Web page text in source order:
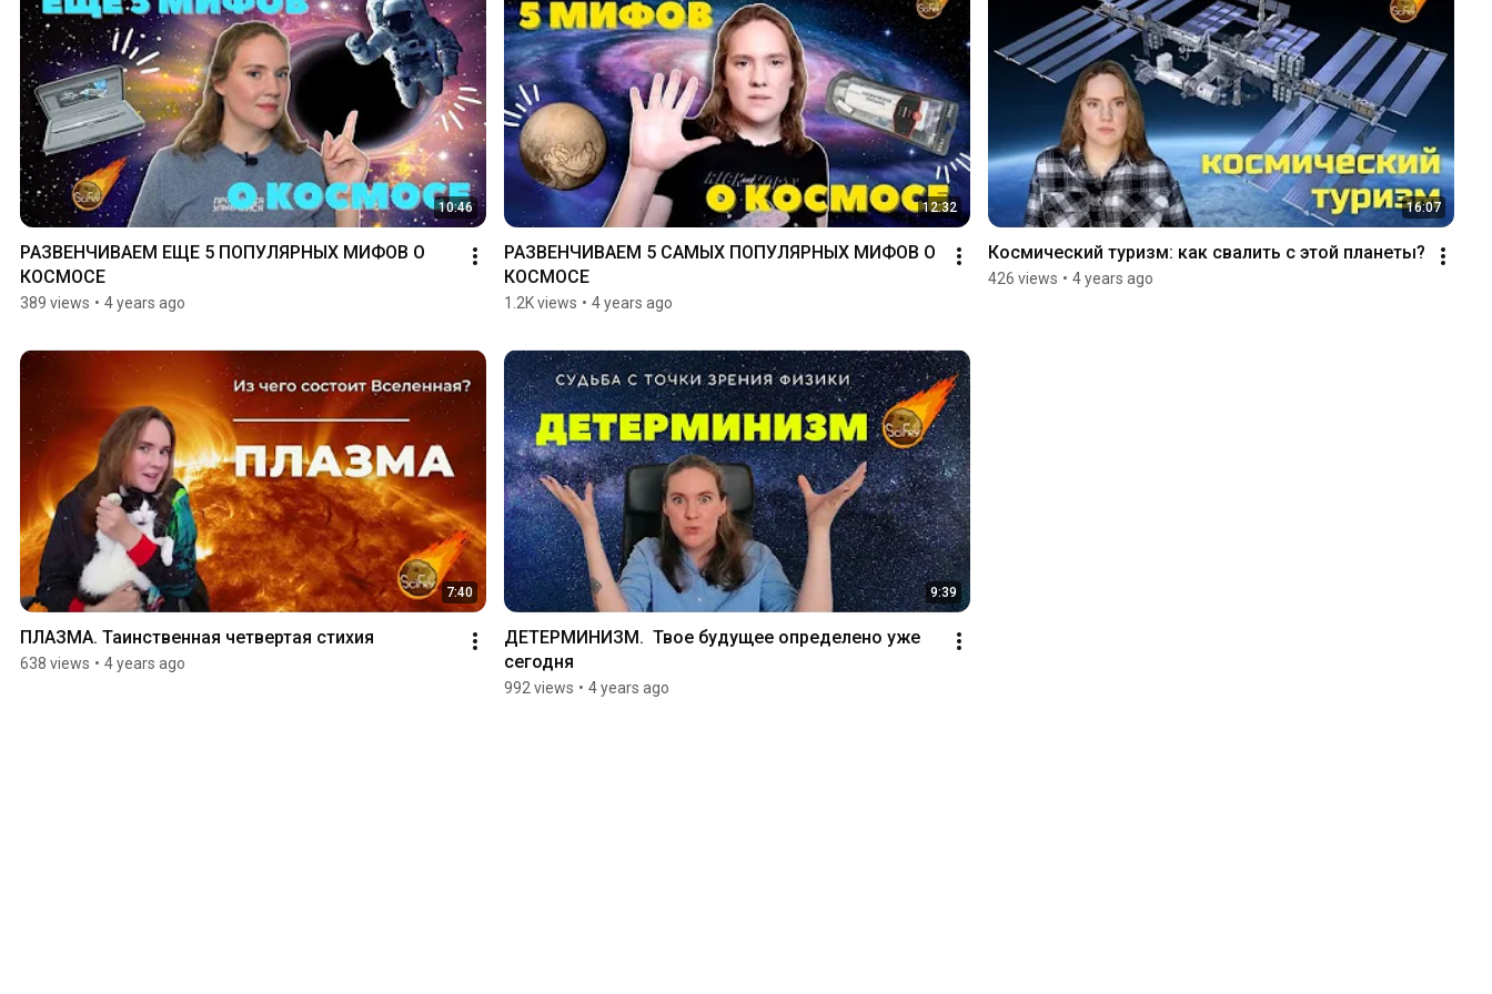
10:46
РАЗВЕНЧИВАЕМ ЕЩЕ 5 ПОПУЛЯРНЫХ МИФОВ О
КОСМОСЕ
389 views • 4 years ago
12:32
РАЗВЕНЧИВАЕМ 5 САМЫХ ПОПУЛЯРНЫХ МИФОВ О
КОСМОСЕ
1.2K views • 4 years ago
16:07
Космический туризм: как свалить с этой планеты?
426 views • 4 years ago
7:40
ПЛАЗМА. Таинственная четвертая стихия
638 views • 4 years ago
9:39
ДЕТЕРМИНИЗМ.  Твое будущее определено уже
сегодня
992 views • 4 years ago